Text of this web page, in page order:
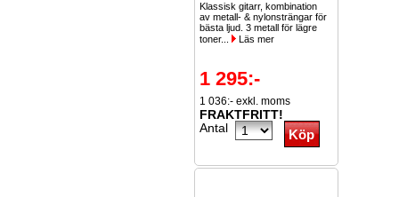
Klassisk gitarr, kombination
av metall- & nylonsträngar för
bästa ljud. 3 metall för lägre
toner...
Läs mer
1 295:-
1 036:- exkl. moms
FRAKTFRITT!
Antal